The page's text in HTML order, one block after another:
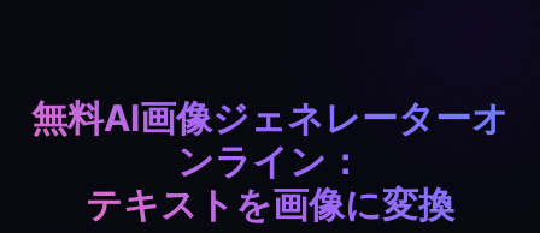
無料AI画像ジェネレーターオ
ンライン：
テキストを画像に変換